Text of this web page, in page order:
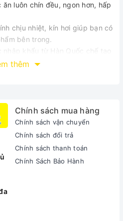
luôn chín đều, ngon hơn, hấp
chịu nhiệt, kín hơi giúp bạn có
bên trong.
khẩu từ Hàn Quốc chế tạo
nóng khi sử dụng.
hơn, bền hơn.
sử dụng.
thêm
Chính sách mua hàng
Chính sách vận chuyển
Chính sách đổi trả
Chính sách thanh toán
Chính Sách Bảo Hành